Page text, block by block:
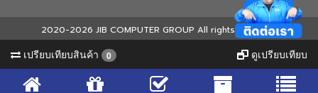
2020-2026 JIB COMPUTER GROUP All rights reserved
เปรียบเทียบสินค้า 0 ดูเปรียบเทียบ